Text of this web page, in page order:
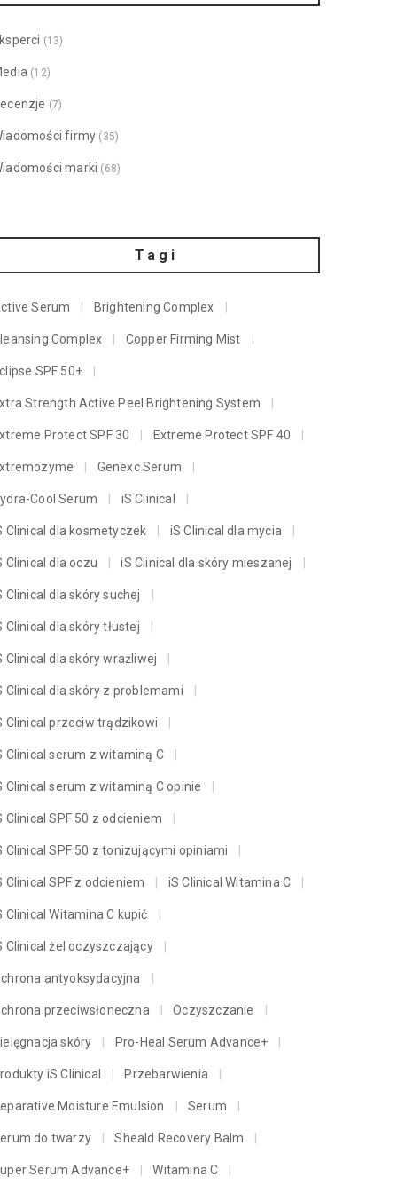
(13)
(12)
(7)
firmy (35)
marki (68)
Tagi
Serum Brightening Complex
Complex Copper Firming Mist
SPF 50+
Strength Active Peel Brightening System
Protect SPF 30 Extreme Protect SPF 40
Genexc Serum
Cool Serum iS Clinical
Clinical dla kosmetyczek iS Clinical dla mycia
Clinical dla oczu iS Clinical dla skóry mieszanej
Clinical dla skóry suchej
Clinical dla skóry tłustej
Clinical dla skóry wrażliwej
Clinical dla skóry z problemami
Clinical przeciw trądzikowi
Clinical serum z witaminą C
Clinical serum z witaminą C opinie
Clinical SPF 50 z odcieniem
Clinical SPF 50 z tonizującymi opiniami
Clinical SPF z odcieniem iS Clinical Witamina C
Clinical Witamina C kupić
Clinical żel oczyszczający
antyoksydacyjna
przeciwsłoneczna Oczyszczanie
skóry Pro-Heal Serum Advance+
iS Clinical Przebarwienia
Moisture Emulsion Serum
do twarzy Sheald Recovery Balm
Serum Advance+ Witamina C